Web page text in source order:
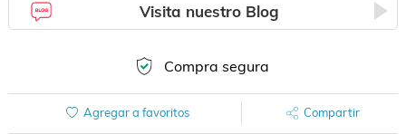
Visita nuestro Blog
Compra segura
Agregar a favoritos Compartir